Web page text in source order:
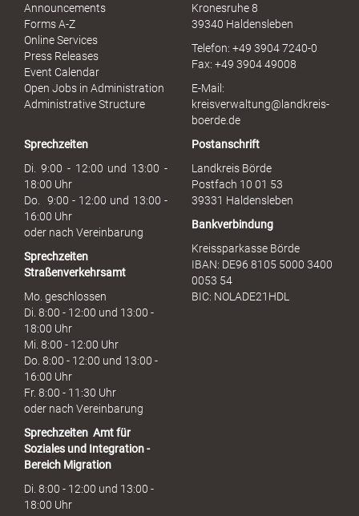
u
h
Announcements
Forms A-Z
Online Services
Press Releases
Event Calendar
Open Jobs in Administration
Administrative Structure
Kronesruhe 8
39340 Haldensleben
Telefon: +49 3904 7240-0
Fax: +49 3904 49008
E-Mail:
kreisverwaltung@landkreis-
boerde.de
Sprechzeiten
Di. 9:00 - 12:00 und 13:00 -
18:00 Uhr
Do. 9:00 - 12:00 und 13:00 -
16:00 Uhr
oder nach Vereinbarung
Sprechzeiten
Straßenverkehrsamt
Mo. geschlossen
Di. 8:00 - 12:00 und 13:00 -
18:00 Uhr
Mi. 8:00 - 12:00 Uhr
Do. 8:00 - 12:00 und 13:00 -
16:00 Uhr
Fr. 8:00 - 11:30 Uhr
oder nach Vereinbarung
Sprechzeiten Amt für
Soziales und Integration -
Bereich Migration
Di. 8:00 - 12:00 und 13:00 -
18:00 Uhr
Postanschrift
Landkreis Börde
Postfach 10 01 53
39331 Haldensleben
Bankverbindung
Kreissparkasse Börde
IBAN: DE96 8105 5000 3400
0053 54
BIC: NOLADE21HDL